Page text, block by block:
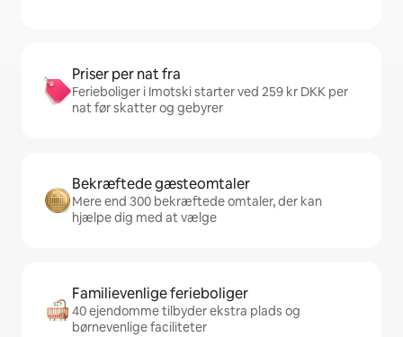
Priser per nat fra
Ferieboliger i Imotski starter ved 259 kr DKK per
nat før skatter og gebyrer
Bekræftede gæsteomtaler
Mere end 300 bekræftede omtaler, der kan
hjælpe dig med at vælge
Familievenlige ferieboliger
40 ejendomme tilbyder ekstra plads og
børnevenlige faciliteter